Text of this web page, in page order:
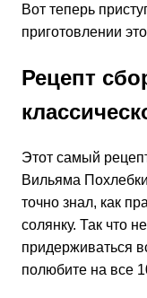
Вот теперь
приготовлении
Рецепт
Этот самый
Вильяма
точно знал, как
солянку. Так что
придерживаться
полюбите на все